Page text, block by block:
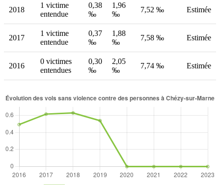
2018
1 victime
entendue
0,38
‰
1,96
‰
7,52 ‰ Estimée
2017
1 victime
entendue
0,37
‰
1,88
‰
7,58 ‰ Estimée
2016
0 victimes
entendues
0,30
‰
2,05
‰
7,74 ‰ Estimée